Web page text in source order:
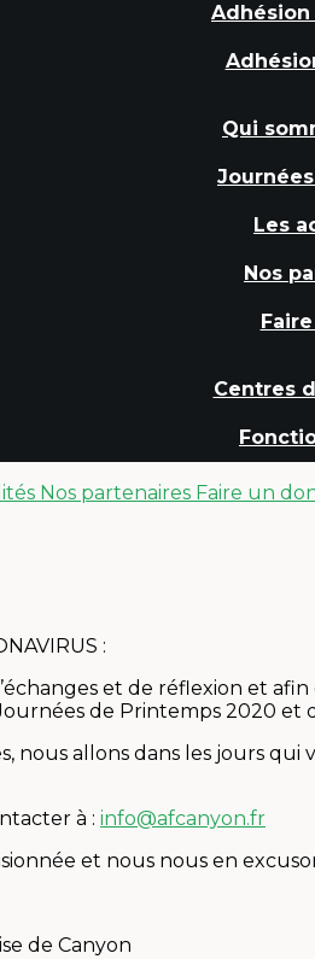
Qui
Les
Nos
Centres
Nos partenaires Faire un
:
et de réflexion et
de Printemps 2020 et
nous allons dans les jours
à : info@afcanyon.fr
et nous nous en
de Canyon